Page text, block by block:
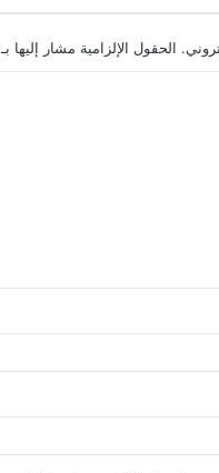
الحقول الإلزامية مشار إليها بـ